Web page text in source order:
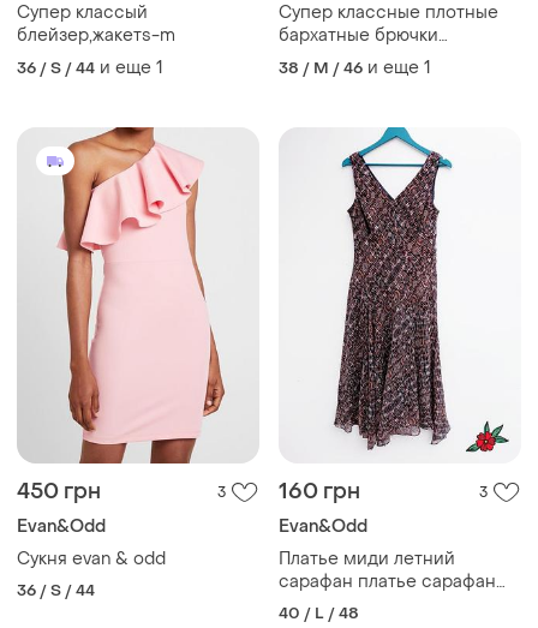
Супер классый
блейзер,жакетs-m
36 / S / 44 и еще 1
Супер классные плотные
бархатные брючки
eva&claudi
38 / M / 46 и еще 1
450 грн 3
Evan&Odd
Сукня evan & odd
36 / S / 44
160 грн 3
Evan&Odd
Платье миди летний
сарафан платье сарафан
состояние новой вещи
40 / L / 48